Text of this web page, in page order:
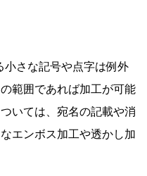
小さな記号や点字は例外
範囲であれば加工が可能
いては、宛名の記載や消
エンボス加工や透かし加